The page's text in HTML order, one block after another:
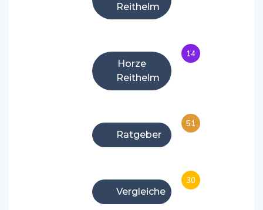
Reithelm
Horze
Reithelm
14
Ratgeber
51
Vergleiche
30